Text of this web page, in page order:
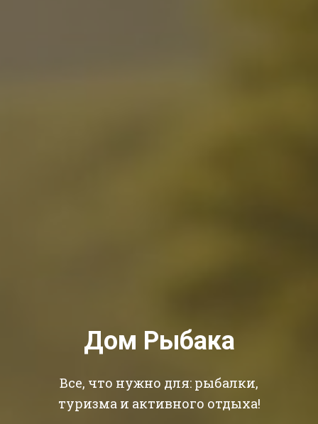
Дом Рыбака
Все, что нужно для: рыбалки,
туризма и активного отдыха!